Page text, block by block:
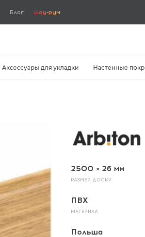
Блог Шоу-рум
Аксессуары для укладки Настенные
2500 × 26 мм
РАЗМЕР ДОСКИ
ПВХ
МАТЕРИАЛ
Польша